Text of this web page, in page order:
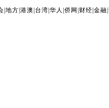
|地方 |港澳 台湾 |华人 |侨网 财经 |金融 |